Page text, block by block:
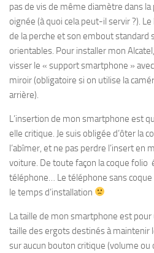
pas de vis de même diamètre dans la
oignée (à quoi cela peut-il servir ?). Le
de la perche et son embout standard
orientables. Pour installer mon
visser le « support smartphone » avec
miroir (obligatoire si on utilise la
arrière).
L’insertion de mon smartphone est
elle critique. Je suis obligée d’ôter la
l’abîmer, et ne pas perdre l’insert en
voiture. De toute façon la coque
téléphone… Le téléphone sans
le temps d’installation
La taille de mon smartphone est
taille des ergots destinés à maintenir
sur aucun bouton critique (volume ou